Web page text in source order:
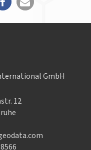
GmbH
12